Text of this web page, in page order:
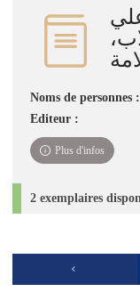
Noms de personnes :
Editeur :
Plus d'infos
2 exemplaires